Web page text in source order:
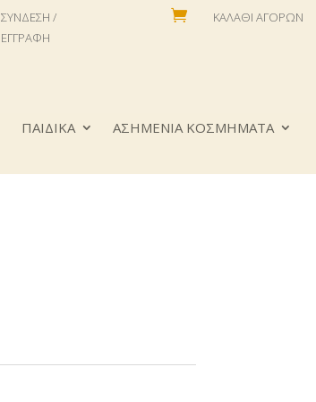
ΣΎΝΔΕΣΗ /
ΕΓΓΡΑΦΉ
 ΚΑΛΆΘΙ ΑΓΟΡΏΝ
ΠΑΙΔΙΚΑ
ΑΣΗΜΕΝΙΑ ΚΟΣΜΗΜΑΤΑ